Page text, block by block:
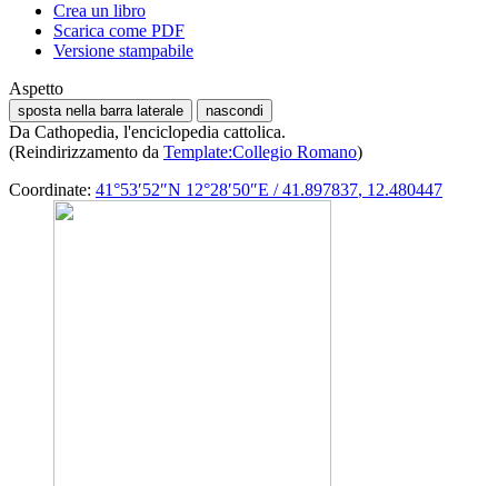
Crea un libro
Scarica come PDF
Versione stampabile
Aspetto
sposta nella barra laterale nascondi
Da Cathopedia, l'enciclopedia cattolica.
(Reindirizzamento da Template:Collegio Romano)
Coordinate: 41°53′52″N 12°28′50″E /41.897837, 12.480447